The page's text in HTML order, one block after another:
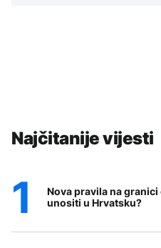
Najčitanije vijesti
Nova pravila na granici
unositi u Hrvatsku?